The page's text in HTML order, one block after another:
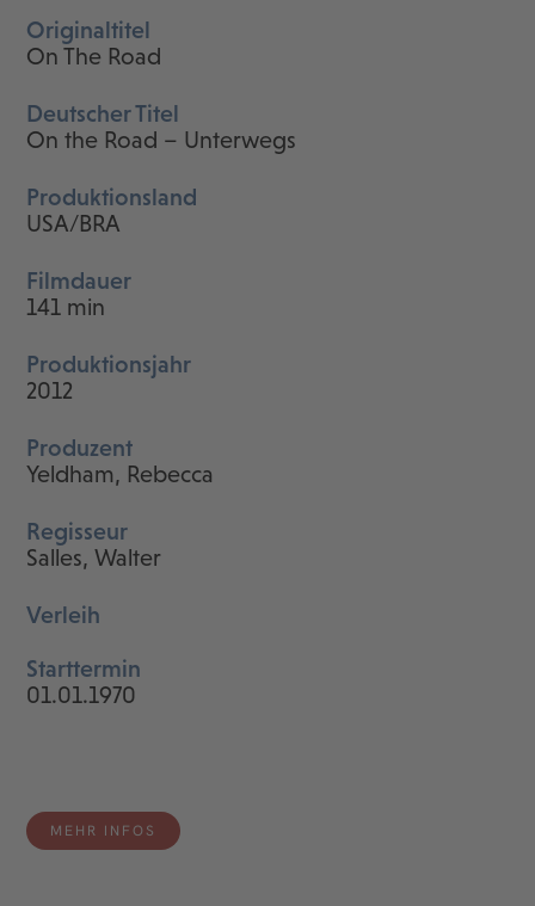
Originaltitel
On The Road
Deutscher Titel
On the Road – Unterwegs
Produktionsland
USA/BRA
Filmdauer
141 min
Produktionsjahr
2012
Produzent
Yeldham, Rebecca
Regisseur
Salles, Walter
Verleih
Starttermin
01.01.1970
MEHR INFOS